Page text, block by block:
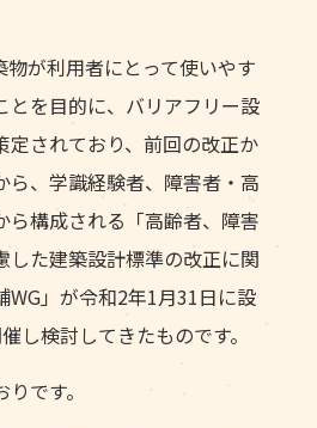
物が利用者にとって使いやす
とを目的に、バリアフリー設
されており、前回の改正か
ら、学識経験者、障害者・高
構成される「高齢者、障害
た建築設計標準の改正に関
」が令和2年1月31日に設
し検討してきたものです。
です。